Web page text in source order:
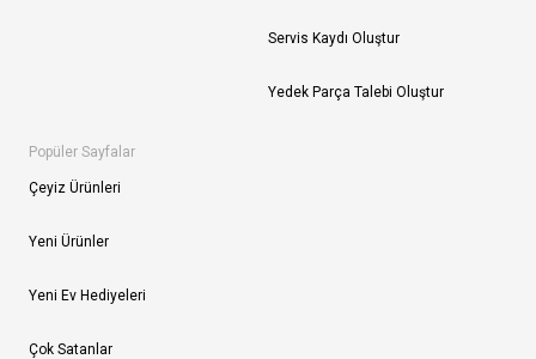
Servis Kaydı Oluştur
Yedek Parça Talebi Oluştur
Popüler Sayfalar
Çeyiz Ürünleri
Yeni Ürünler
Yeni Ev Hediyeleri
Çok Satanlar